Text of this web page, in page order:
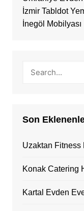
İzmir Tabldot
İnegöl Mobilyası
Son
Uzaktan Fitness
Konak Catering
Kartal Evden